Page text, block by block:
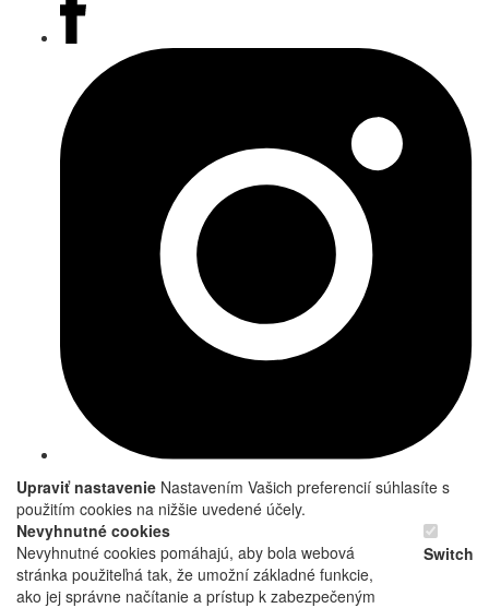
Upraviť nastavenie Nastavením Vašich preferencií súhlasíte s
použitím cookies na nižšie uvedené účely.
Nevyhnutné cookies
Nevyhnutné cookies pomáhajú, aby bola webová
stránka použiteľná tak, že umožní základné funkcie,
ako jej správne načítanie a prístup k zabezpečeným
Switch